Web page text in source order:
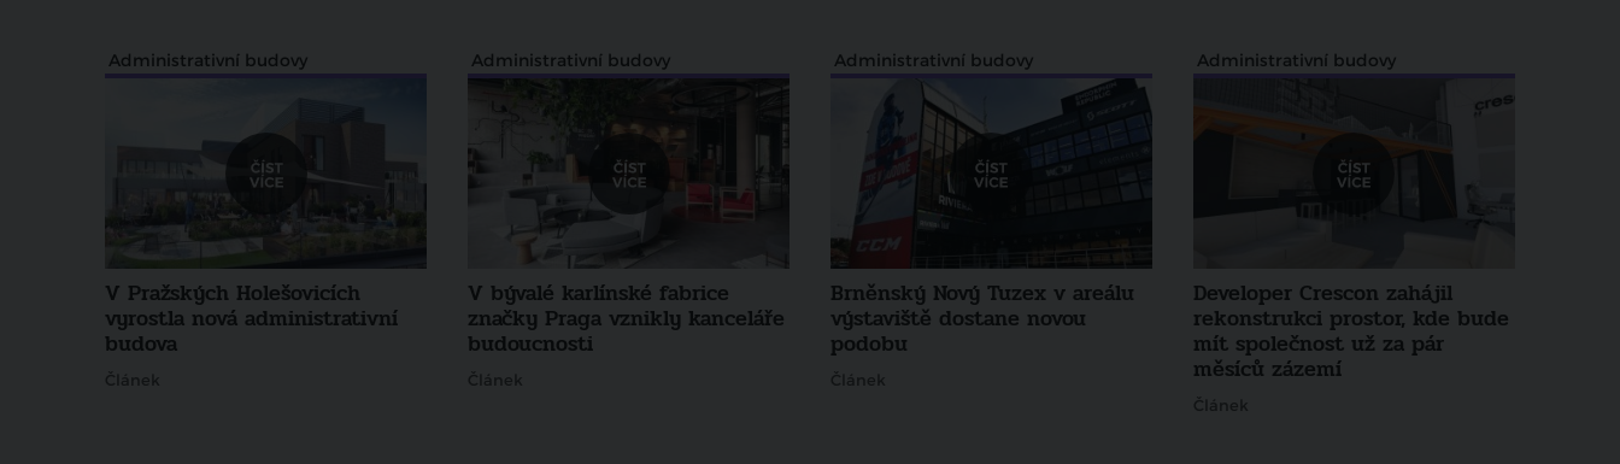
Administrativní budovy
V Pražských Holešovicích
vyrostla nová administrativní
budova
Článek
Administrativní budovy
V bývalé karlínské fabrice
značky Praga vznikly kanceláře
budoucnosti
Článek
Administrativní budovy
Brněnský Nový Tuzex v areálu
výstaviště dostane novou
podobu
Článek
Administrativní budovy
Developer Crescon zahájil
rekonstrukci prostor, kde bude
mít společnost už za pár
měsíců zázemí
Článek